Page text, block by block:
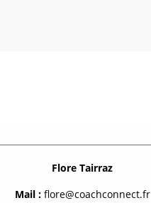
Flore Tairraz
Mail : flore@coachconnect.fr